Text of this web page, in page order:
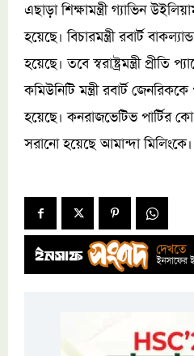
এছাড়া শিক্ষামন্ত্রী গ্যাভিন
হয়েছে। বিচারমন্ত্রী রবার্ট
হয়েছে। তবে স্বরাষ্ট্রমন্ত্রী
কমিউনিটি মন্ত্রী রবার্ট
হয়েছে। কনরাজভেটিভ পার্টির
সরানো হয়েছে আমান্দা মিলিংকে।